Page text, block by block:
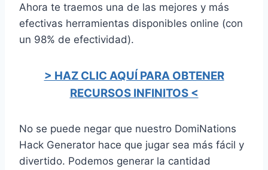
Ahora te traemos una de las mejores y más
efectivas herramientas disponibles online (con
un 98% de efectividad).
> HAZ CLIC AQUÍ PARA OBTENER
RECURSOS INFINITOS <
No se puede negar que nuestro DomiNations
Hack Generator hace que jugar sea más fácil y
divertido. Podemos generar la cantidad